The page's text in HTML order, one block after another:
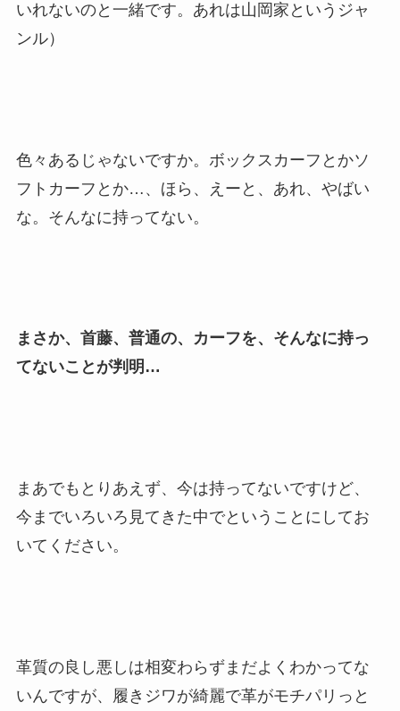
いれないのと一緒です。あれは山岡家というジャ
ンル）
色々あるじゃないですか。ボックスカーフとかソ
フトカーフとか…、ほら、えーと、あれ、やばい
な。そんなに持ってない。
まさか、首藤、普通の、カーフを、そんなに持っ
てないことが判明…
まあでもとりあえず、今は持ってないですけど、
今までいろいろ見てきた中でということにしてお
いてください。
革質の良し悪しは相変わらずまだよくわかってな
いんですが、履きジワが綺麗で革がモチパリっと